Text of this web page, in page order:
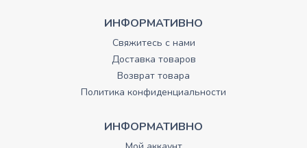
ИНФОРМАТИВНО
Свяжитесь с нами
Доставка товаров
Возврат товара
Политика конфиденциальности
ИНФОРМАТИВНО